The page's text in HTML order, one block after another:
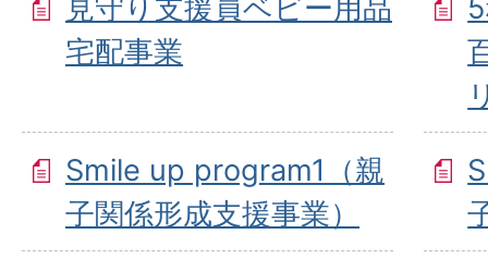
見守り支援員ベビー用品
宅配事業
Smile up program1（親
子関係形成支援事業）